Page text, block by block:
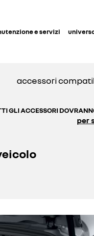
e servizi
accessori
GLI ACCESSORI
per